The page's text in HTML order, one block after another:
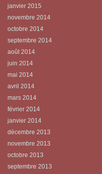
janvier 2015
novembre 2014
octobre 2014
septembre 2014
août 2014
juin 2014
mai 2014
avril 2014
mars 2014
février 2014
janvier 2014
décembre 2013
novembre 2013
octobre 2013
septembre 2013